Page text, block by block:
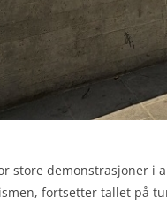
store demonstrasjoner i
fortsetter tallet på